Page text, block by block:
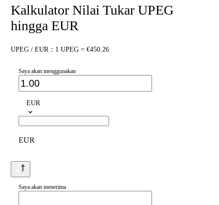
Kalkulator Nilai Tukar UPEG
hingga EUR
UPEG / EUR：1 UPEG = €450.26
Saya akan menggunakan
EUR
EUR
Saya akan menerima